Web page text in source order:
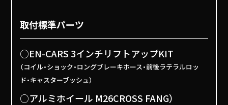
取付標準パーツ
○EN-CARS 3インチリフトアップKIT
（コイル・ショック・ロングブレーキホース・前後ラテラルロッ
ド・キャスターブッシュ）
○アルミホイール M26CROSS FANG）